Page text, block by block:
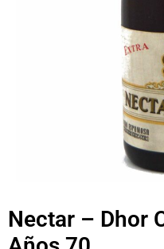
Nectar – Dhor